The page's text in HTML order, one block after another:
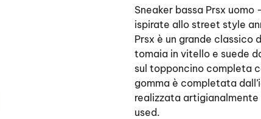
Sneaker bassa Prsx
ispirate allo street style
Prsx è un grande classico
tomaia in vitello e suede
sul topponcino completa
gomma è completata
realizzata
used.